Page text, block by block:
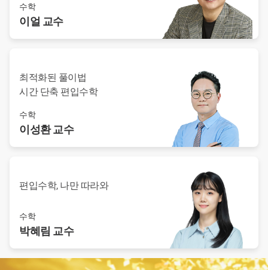
수학
이얼 교수
최적화된 풀이법
시간 단축 편입수학
수학
이성환교수
편입수학, 나만 따라와
수학
박혜림 교수